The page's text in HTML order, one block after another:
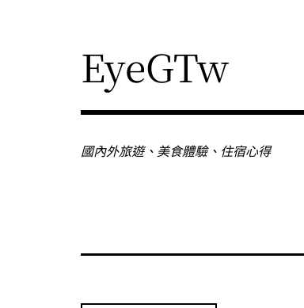
EyeGTw
國內外旅遊、美食體驗、住宿心得